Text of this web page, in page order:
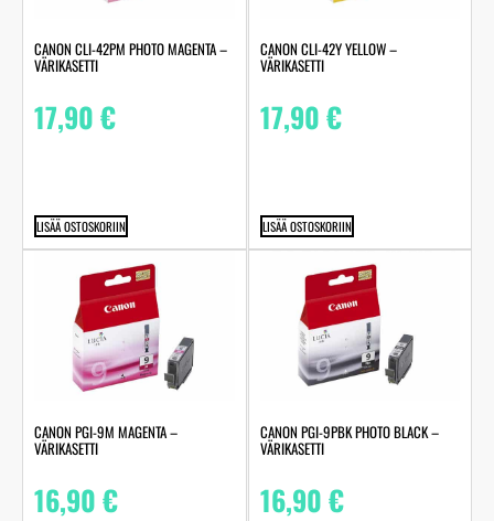
CANON CLI-42PM PHOTO MAGENTA –
VÄRIKASETTI
17,90€
LISÄÄ OSTOSKORIIN
CANON CLI-42Y YELLOW –
VÄRIKASETTI
17,90€
LISÄÄ OSTOSKORIIN
CANON PGI-9M MAGENTA –
VÄRIKASETTI
16,90€
CANON PGI-9PBK PHOTO BLACK –
VÄRIKASETTI
16,90€